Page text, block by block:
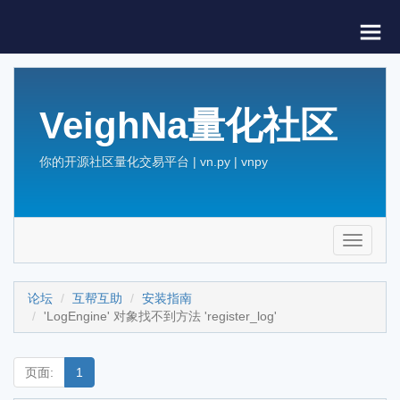
VeighNa量化社区
你的开源社区量化交易平台 | vn.py | vnpy
Toggle
论坛 互帮互助
安装指南
'LogEngine' 对象找不到方法 'register_log'
页面: 1